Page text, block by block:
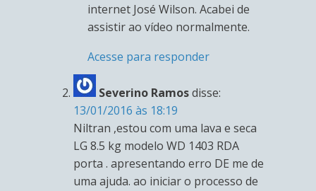
internet José Wilson. Acabei de
assistir ao vídeo normalmente.
Acesse para responder
Severino Ramosdisse:
13/01/2016 às 18:19
Niltran ,estou com uma lava e seca
LG 8.5 kg modelo WD 1403 RDA
porta . apresentando erro DE me de
uma ajuda. ao iniciar o processo de